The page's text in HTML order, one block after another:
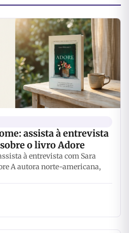
assista à entrevista
o livro Adore
à entrevista com Sara
A autora norte-americana,